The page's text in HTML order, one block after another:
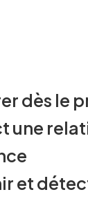
dès le
une
et